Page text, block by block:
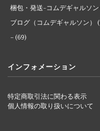
梱包・発送-コムデギャルソン
ブログ（コムデギャルソン）
– (69)
インフォメーション
特定商取引法に関わる表示
個人情報の取り扱いについて